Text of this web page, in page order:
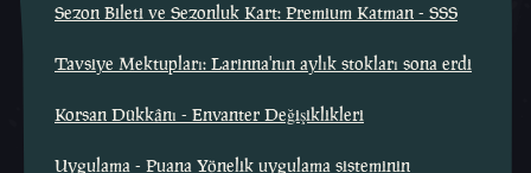
Sezon Bileti ve Sezonluk Kart: Premium Katman - SSS
Tavsiye Mektupları: Larinna'nın aylık stokları sona erdi
Korsan Dükkânı - Envanter Değişiklikleri
Uygulama - Puana Yönelik uygulama sisteminin